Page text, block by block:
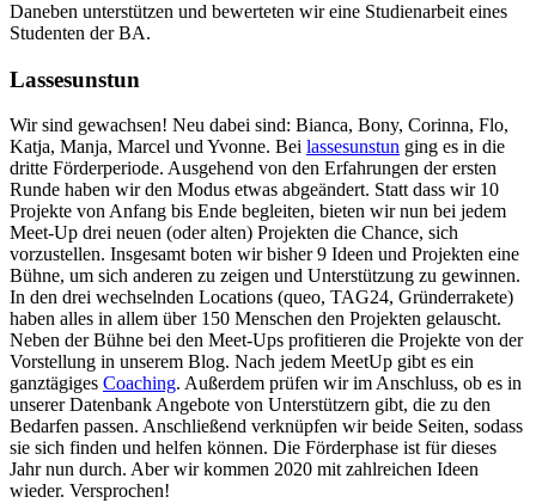
Daneben unterstützen und bewerteten wir eine Studienarbeit eines
Studenten der BA.
Lassesunstun
Wir sind gewachsen! Neu dabei sind: Bianca, Bony, Corinna, Flo,
Katja, Manja, Marcel und Yvonne. Bei lassesunstun ging es in die
dritte Förderperiode. Ausgehend von den Erfahrungen der ersten
Runde haben wir den Modus etwas abgeändert. Statt dass wir 10
Projekte von Anfang bis Ende begleiten, bieten wir nun bei jedem
Meet-Up drei neuen (oder alten) Projekten die Chance, sich
vorzustellen. Insgesamt boten wir bisher 9 Ideen und Projekten eine
Bühne, um sich anderen zu zeigen und Unterstützung zu gewinnen.
In den drei wechselnden Locations (queo, TAG24, Gründerrakete)
haben alles in allem über 150 Menschen den Projekten gelauscht.
Neben der Bühne bei den Meet-Ups profitieren die Projekte von der
Vorstellung in unserem Blog. Nach jedem MeetUp gibt es ein
ganztägiges Coaching. Außerdem prüfen wir im Anschluss, ob es in
unserer Datenbank Angebote von Unterstützern gibt, die zu den
Bedarfen passen. Anschließend verknüpfen wir beide Seiten, sodass
sie sich finden und helfen können. Die Förderphase ist für dieses
Jahr nun durch. Aber wir kommen 2020 mit zahlreichen Ideen
wieder. Versprochen!